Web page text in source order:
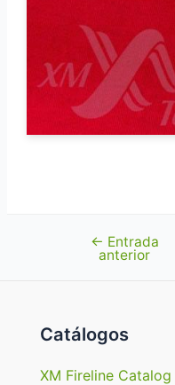
Navegación
← Entrada
anterior
Catálogos
XM Fireline Catalog